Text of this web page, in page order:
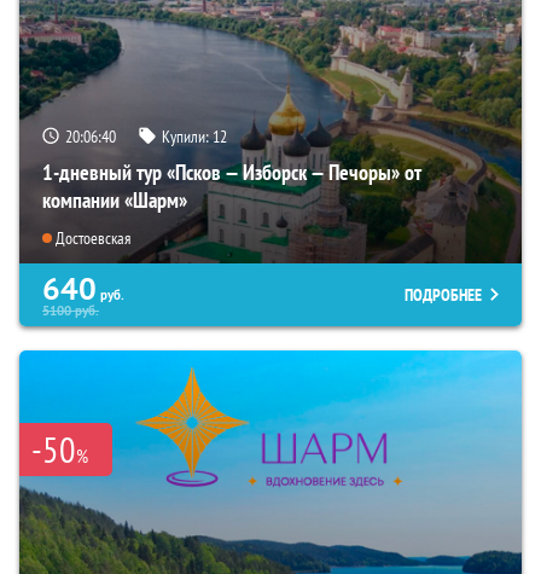
20:06:39 Купили:12
1-дневный тур «Псков — Изборск — Печоры» от
компании «Шарм»
Достоевская
640 руб.
5100руб.
ПОДРОБНЕЕ
-50%